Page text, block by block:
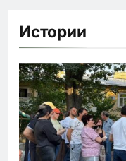
Истории